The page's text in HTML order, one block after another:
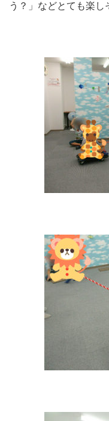
う？」などとても楽し